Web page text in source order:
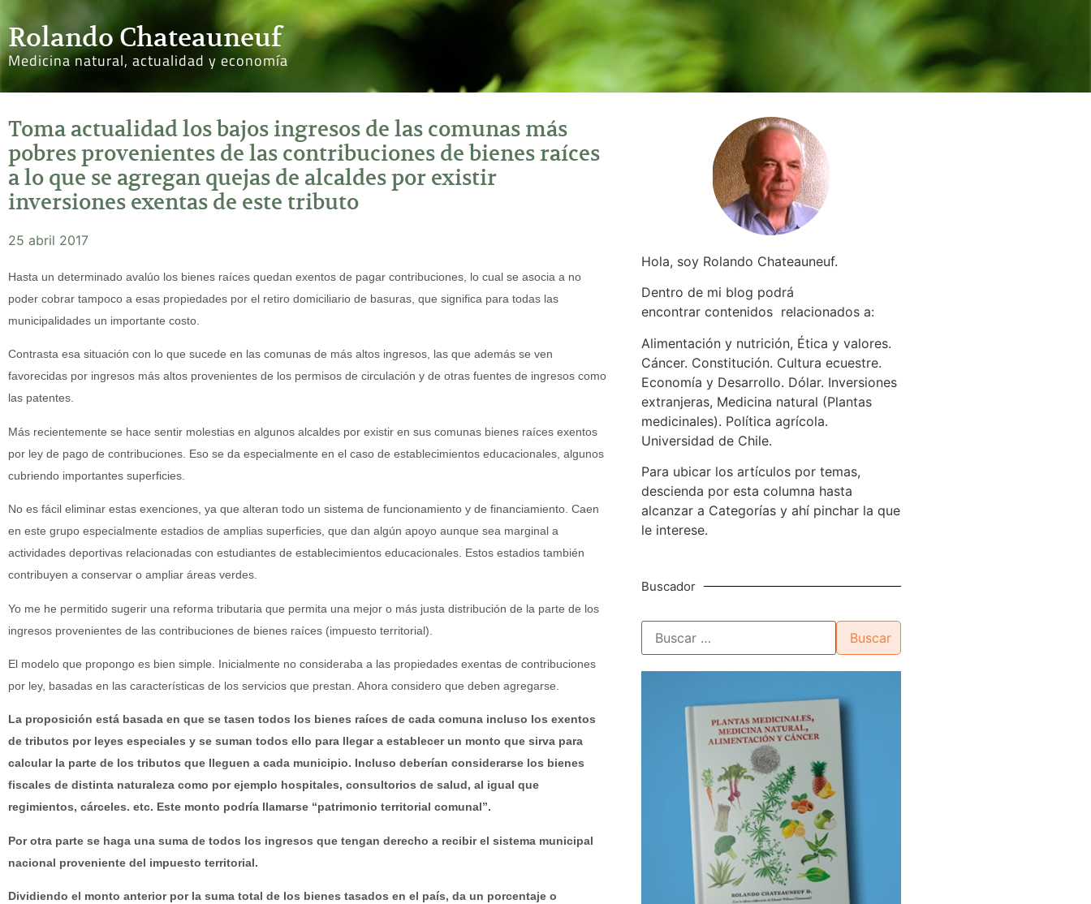
Rolando Chateauneuf
Medicina natural, actualidad y economía
Toma actualidad los bajos ingresos de las comunas más
pobres provenientes de las contribuciones de bienes raíces
a lo que se agregan quejas de alcaldes por existir
inversiones exentas de este tributo
25 abril 2017
Hasta un determinado avalúo los bienes raíces quedan exentos de pagar contribuciones, lo cual se asocia a no
poder cobrar tampoco a esas propiedades por el retiro domiciliario de basuras, que significa para todas las
municipalidades un importante costo.
Contrasta esa situación con lo que sucede en las comunas de más altos ingresos, las que además se ven
favorecidas por ingresos más altos provenientes de los permisos de circulación y de otras fuentes de ingresos como
las patentes.
Más recientemente se hace sentir molestias en algunos alcaldes por existir en sus comunas bienes raíces exentos
por ley de pago de contribuciones. Eso se da especialmente en el caso de establecimientos educacionales, algunos
cubriendo importantes superficies.
No es fácil eliminar estas exenciones, ya que alteran todo un sistema de funcionamiento y de financiamiento. Caen
en este grupo especialmente estadios de amplias superficies, que dan algún apoyo aunque sea marginal a
actividades deportivas relacionadas con estudiantes de establecimientos educacionales. Estos estadios también
contribuyen a conservar o ampliar áreas verdes.
Yo me he permitido sugerir una reforma tributaria que permita una mejor o más justa distribución de la parte de los
ingresos provenientes de las contribuciones de bienes raíces (impuesto territorial).
El modelo que propongo es bien simple. Inicialmente no consideraba a las propiedades exentas de contribuciones
por ley, basadas en las características de los servicios que prestan. Ahora considero que deben agregarse.
La proposición está basada en que se tasen todos los bienes raíces de cada comuna incluso los exentos
de tributos por leyes especiales y se suman todos ello para llegar a establecer un monto que sirva para
calcular la parte de los tributos que lleguen a cada municipio. Incluso deberían considerarse los bienes
fiscales de distinta naturaleza como por ejemplo hospitales, consultorios de salud, al igual que
regimientos, cárceles. etc. Este monto podría llamarse “patrimonio territorial comunal”.
Por otra parte se haga una suma de todos los ingresos que tengan derecho a recibir el sistema municipal
nacional proveniente del impuesto territorial.
Dividiendo el monto anterior por la suma total de los bienes tasados en el país, da un porcentaje o
Hola, soy Rolando Chateauneuf.
Dentro de mi blog podrá
encontrar contenidos relacionados a:
Alimentación y nutrición, Ética y valores.
Cáncer. Constitución. Cultura ecuestre.
Economía y Desarrollo. Dólar. Inversiones
extranjeras, Medicina natural (Plantas
medicinales). Política agrícola.
Universidad de Chile.
Para ubicar los artículos por temas,
descienda por esta columna hasta
alcanzar a Categorías y ahí pinchar la que
le interese.
Buscador